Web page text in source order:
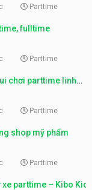
Parttime
fulltime
Parttime
chơi parttime linh
Parttime
shop mỹ phẩm
Parttime
parttime – Kibo Kid